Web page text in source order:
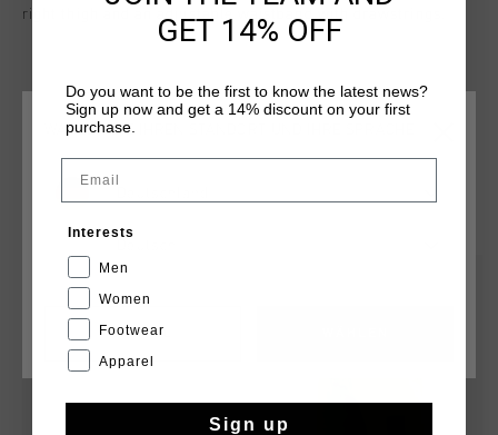
right thigh and an adjustable waistband with drawstrings.
DAS KÖNNTE IHNEN AUCH GEFALLEN
WÄHLEN SIE IHREN STANDORT UND IHRE SPRACHE
CANCEL
GET 14% OFF
Do you want to be the first to know the latest news?
Sign up now and get a 14% discount on your first
purchase.
Interests
Men
Women
Footwear
Apparel
Sign up